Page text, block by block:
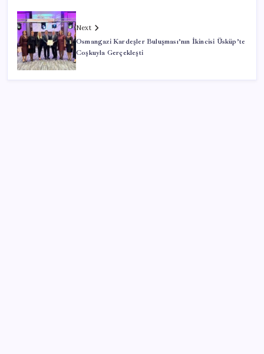
Next
Osmangazi Kardeşler Buluşması’nın İkincisi Üsküp’te
Coşkuyla Gerçekleşti